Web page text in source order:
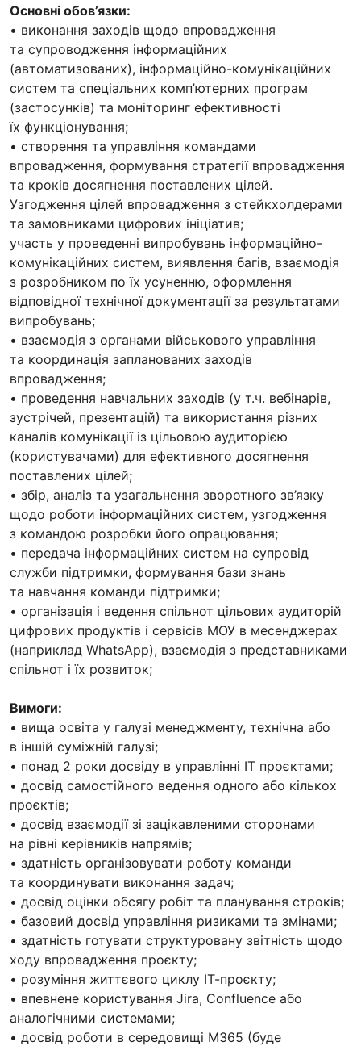
Основні обов’язки:
• виконання заходів щодо впровадження
та супроводження інформаційних
(автоматизованих), інформаційно-комунікаційних
систем та спеціальних комп’ютерних програм
(застосунків) та моніторинг ефективності
їх функціонування;
• створення та управління командами
впровадження, формування стратегії впровадження
та кроків досягнення поставлених цілей.
Узгодження цілей впровадження з стейкхолдерами
та замовниками цифрових ініціатив;
участь у проведенні випробувань інформаційно-
комунікаційних систем, виявлення багів, взаємодія
з розробником по їх усуненню, оформлення
відповідної технічної документації за результатами
випробувань;
• взаємодія з органами військового управління
та координація запланованих заходів
впровадження;
• проведення навчальних заходів (у т.ч. вебінарів,
зустрічей, презентацій) та використання різних
каналів комунікації із цільовою аудиторією
(користувачами) для ефективного досягнення
поставлених цілей;
• збір, аналіз та узагальнення зворотного зв’язку
щодо роботи інформаційних систем, узгодження
з командою розробки його опрацювання;
• передача інформаційних систем на супровід
служби підтримки, формування бази знань
та навчання команди підтримки;
• організація і ведення спільнот цільових аудиторій
цифрових продуктів і сервісів МОУ в месенджерах
(наприклад WhatsApp), взаємодія з представниками
спільнот і їх розвиток;
Вимоги:
• вища освіта у галузі менеджменту, технічна або
в іншій суміжній галузі;
• понад 2 роки досвіду в управлінні ІТ проєктами;
• досвід самостійного ведення одного або кількох
проєктів;
• досвід взаємодії зі зацікавленими сторонами
на рівні керівників напрямів;
• здатність організовувати роботу команди
та координувати виконання задач;
• досвід оцінки обсягу робіт та планування строків;
• базовий досвід управління ризиками та змінами;
• здатність готувати структуровану звітність щодо
ходу впровадження проєкту;
• розуміння життєвого циклу ІТ-проєкту;
• впевнене користування Jira, Confluence або
аналогічними системами;
• досвід роботи в середовищі M365 (буде